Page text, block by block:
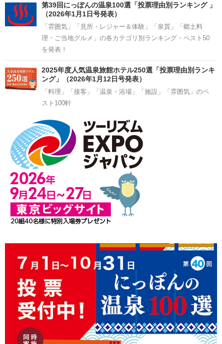
第39回にっぽんの温泉100選「投票理由別ランキング 」
（2026年1月1日号発表）
「雰囲気」「見所・レジャー＆体験」「泉質」「郷土料
理・ご当地グルメ」の各カテゴリ別ランキング・ベスト50
を発表！
2025年度人気温泉旅館ホテル250選「投票理由別ランキ
ング」（2026年1月12日号発表）
「料理」「接客」「温泉・浴場」「施設」「雰囲気」のベ
スト100軒